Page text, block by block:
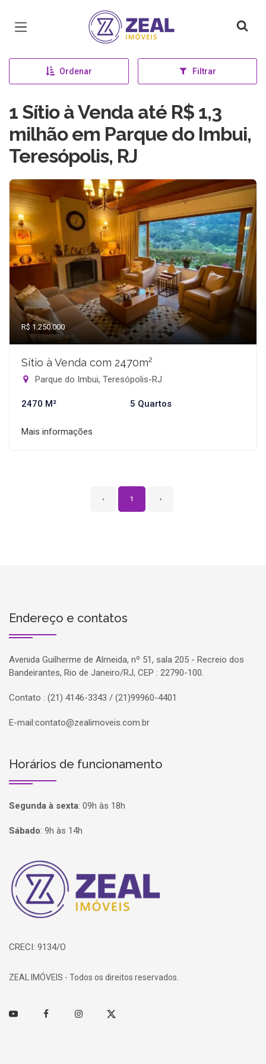
Página inicial
Ordenar Filtrar
1 Sítio à Venda até R$ 1,3
milhão em Parque do Imbui,
Teresópolis, RJ
R$ 1.250.000
Sítio à Venda com 2470m²
Parque do Imbui, Teresópolis-RJ
2470 M² 5 Quartos
Mais informações
‹ 1 ›
Endereço e contatos
Avenida Guilherme de Almeida, nº 51, sala 205 - Recreio dos
Bandeirantes, Rio de Janeiro/RJ, CEP : 22790-100.
Contato : (21) 4146-3343 / (21)99960-4401
E-mail:contato@zealimoveis.com.br
Horários de funcionamento
Segunda à sexta: 09h às 18h
Sábado: 9h às 14h
Página inicial
CRECI: 9134/O
ZEAL IMÓVEIS - Todos os direitos reservados.
Youtube FacebookInstagramTwitter